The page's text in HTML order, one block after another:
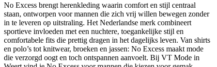
No Excess brengt herenkleding waarin comfort en stijl centraal
staan, ontworpen voor mannen die zich vrij willen bewegen zonder
in te leveren op uitstraling. Het Nederlandse merk combineert
sportieve invloeden met een nuchtere, toegankelijke stijl en
comfortabele fits die prettig dragen in het dagelijks leven. Van shirts
en polo’s tot knitwear, broeken en jassen: No Excess maakt mode
die verzorgd oogt en toch ontspannen aanvoelt. Bij VT Mode in